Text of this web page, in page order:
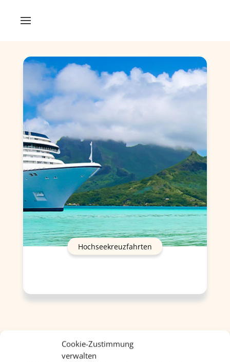
Cookie-Zustimmung
verwalten
Hochseekreuzfahrten